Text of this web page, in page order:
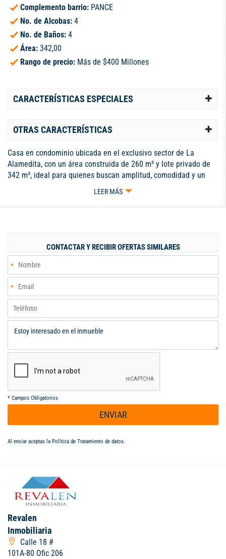
Complemento barrio: PANCE
No. de Alcobas: 4
No. de Baños: 4
Área: 342,00
Rango de precio: Más de $400 Millones
CARACTERÍSTICAS ESPECIALES
OTRAS CARACTERÍSTICAS
Casa en condominio ubicada en el exclusivo sector de La
Alamedita, con un área construida de 260 m² y lote privado de
342 m², ideal para quienes buscan amplitud, comodidad y un
entorno residencial tranquilo y seguro. La propiedad cuenta con
y ambientes iluminados naturalmente. Distribución de la casa
comedor Baño social con ducha Terraza con sala de estar y
comedor auxiliar Cocina integral Zona de oficios independiente
con patio de ropas Cuarto de servicio con baño 2 alcobas, una
de ellas con vestier Baño auxiliar de alcobas Segundo nivel Sala
de televisión / biblioteca Estudio 4 alcobas Baños de alcobas El
condominio ofrece Portería y vigilancia 24/7 Dos vías de acceso
independientes Parqueaderos para visitantes Unidad técnica de
basuras (UTB) Piscina Kiosko Amplias zonas verdes comunes Se
aceptan permuta.
LEER MÁS
CONTACTAR Y RECIBIR OFERTAS SIMILARES
* Campos Obligatorios
ENVIAR
Al enviar aceptas la Política de Tratamiento de datos.
Revalen
Inmobiliaria
Calle 18 #
101A-80 Ofic 206